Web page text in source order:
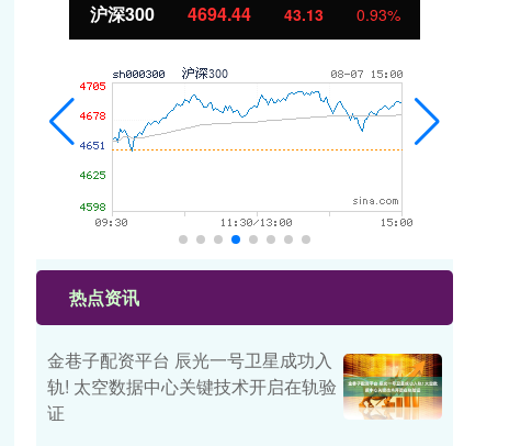
北证50 1134.24 11.37 1.01%
热点资讯
金巷子配资平台 辰光一号卫星成功入
轨! 太空数据中心关键技术开启在轨验
证